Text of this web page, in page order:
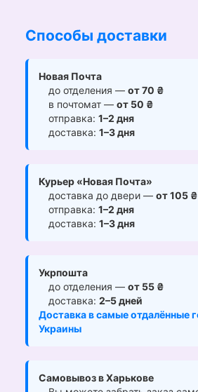
Способы доставки
Новая Почта
до отделения — от 70 ₴
в почтомат — от 50 ₴
отправка: 1–2 дня
доставка: 1–3 дня
Курьер «Новая Почта»
доставка до двери — от 105 ₴
отправка: 1–2 дня
доставка: 1–3 дня
Укрпошта
до отделения — от 55 ₴
доставка: 2–5 дней
Доставка в самые отдалённые
Украины
Самовывоз в Харькове